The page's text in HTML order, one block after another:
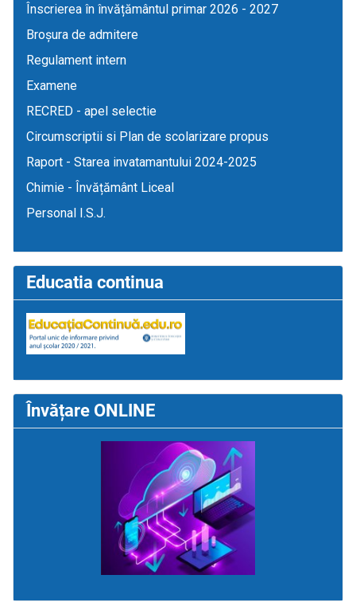
Înscrierea în învățământul primar 2026 - 2027
Broșura de admitere
Regulament intern
Examene
RECRED - apel selectie
Circumscriptii si Plan de scolarizare propus
Raport - Starea invatamantului 2024-2025
Chimie - Învățământ Liceal
Personal I.S.J.
Educatia continua
Învățare ONLINE